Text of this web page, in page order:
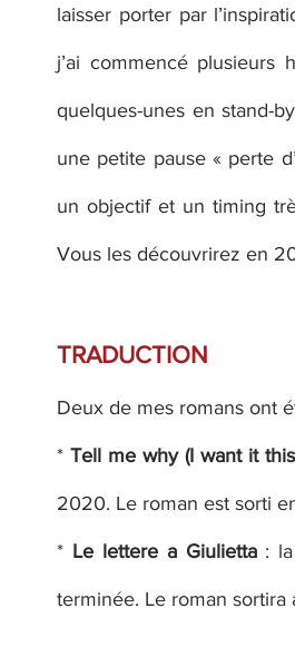
laisser porter par
j’ai commencé plusieurs
quelques-unes en stand-
une petite pause « perte
un objectif et un timing
Vous les découvrirez en
TRADUCTION
Deux de mes romans ont
* Tell me why (I want it
2020. Le roman est sorti
* Le lettere a Giulietta : la
terminée. Le roman